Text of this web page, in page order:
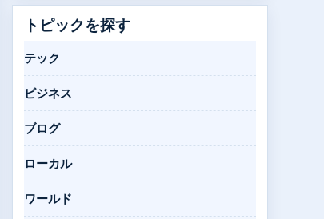
トピックを探す
テック
ビジネス
ブログ
ローカル
ワールド